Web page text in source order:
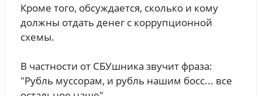
Кроме того, обсуждается, сколько и кому
должны отдать денег с коррупционной
схемы.
В частности от СБУшника звучит фраза:
"Рубль муссорам, и рубль нашим босс... все